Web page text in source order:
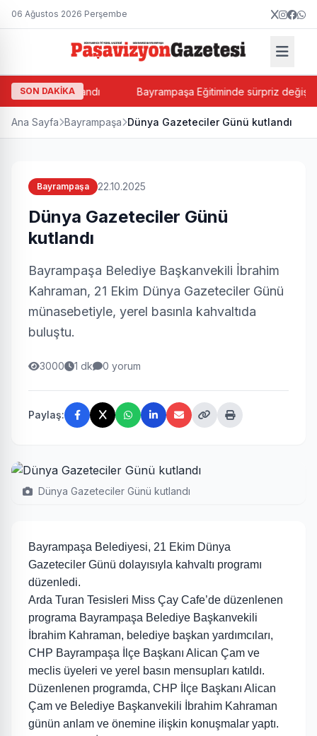
06 Ağustos 2026 Perşembe
SON DAKİKA
Balkan atandı Bayrampaşa Eğitiminde sürpriz değişim!
Ana Sayfa Bayrampaşa Dünya Gazeteciler Günü kutlandı
Bayrampaşa 22.10.2025
Dünya Gazeteciler Günü
kutlandı
Bayrampaşa Belediye Başkanvekili İbrahim
Kahraman, 21 Ekim Dünya Gazeteciler Günü
münasebetiyle, yerel basınla kahvaltıda
buluştu.
3000 1 dk 0 yorum
Paylaş:
Dünya Gazeteciler Günü kutlandı
Bayrampaşa Belediyesi, 21 Ekim Dünya
Gazeteciler Günü dolayısıyla kahvaltı programı
düzenledi.
Arda Turan Tesisleri Miss Çay Cafe’de düzenlenen
programa Bayrampaşa Belediye Başkanvekili
İbrahim Kahraman, belediye başkan yardımcıları,
CHP Bayrampaşa İlçe Başkanı Alican Çam ve
meclis üyeleri ve yerel basın mensupları katıldı.
Düzenlenen programda, CHP İlçe Başkanı Alican
Çam ve Belediye Başkanvekili İbrahim Kahraman
günün anlam ve önemine ilişkin konuşmalar yaptı.